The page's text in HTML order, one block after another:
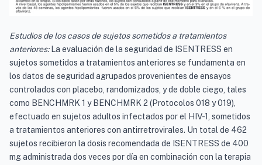
Estudios de los casos de sujetos sometidos a tratamientos
anteriores: La evaluación de la seguridad de ISENTRESS en
sujetos sometidos a tratamientos anteriores se fundamenta en
los datos de seguridad agrupados provenientes de ensayos
controlados con placebo, randomizados, y de doble ciego, tales
como BENCHMRK 1 y BENCHMRK 2 (Protocolos 018 y 019),
efectuado en sujetos adultos infectados por el HIV-1, sometidos
a tratamientos anteriores con antirretrovirales. Un total de 462
sujetos recibieron la dosis recomendada de ISENTRESS de 400
mg administrada dos veces por día en combinación con la terapia